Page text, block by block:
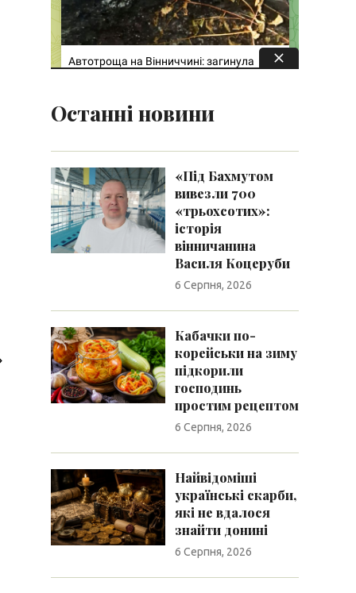
Останні новини
«Під Бахмутом
вивезли 700
«трьохсотих»:
історія
вінничанина
Василя Коцеруби
6 Серпня, 2026
Кабачки по-
корейськи на зиму
підкорили
господинь
простим рецептом
6 Серпня, 2026
Найвідоміші
українські скарби,
які не вдалося
знайти донині
6 Серпня, 2026